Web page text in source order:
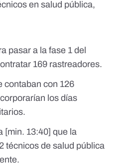
en salud pública,
pasar a la fase 1 del
169 rastreadores.
contaban con 126
los días
[min. 13:40] que la
técnicos de salud pública